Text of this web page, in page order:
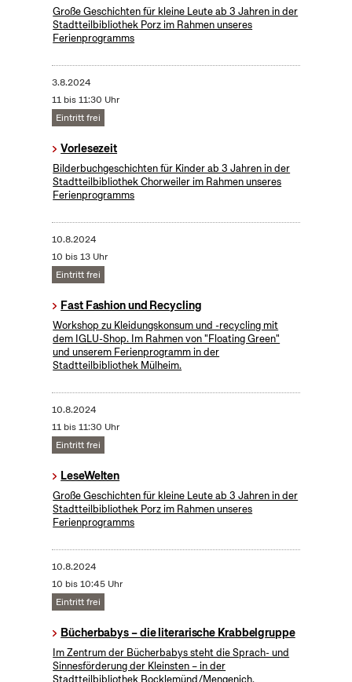
Große Geschichten für kleine Leute ab 3 Jahren in der
Stadtteilbibliothek Porz im Rahmen unseres
Ferienprogramms
3.8.2024
11 bis 11:30 Uhr
Eintritt frei
Vorlesezeit
Bilderbuchgeschichten für Kinder ab 3 Jahren in der
Stadtteilbibliothek Chorweiler im Rahmen unseres
Ferienprogramms
10.8.2024
10 bis 13 Uhr
Eintritt frei
Fast Fashion und Recycling
Workshop zu Kleidungskonsum und -recycling mit
dem IGLU-Shop. Im Rahmen von "Floating Green"
und unserem Ferienprogramm in der
Stadtteilbibliothek Mülheim.
10.8.2024
11 bis 11:30 Uhr
Eintritt frei
LeseWelten
Große Geschichten für kleine Leute ab 3 Jahren in der
Stadtteilbibliothek Porz im Rahmen unseres
Ferienprogramms
10.8.2024
10 bis 10:45 Uhr
Eintritt frei
Bücherbabys – die literarische Krabbelgruppe
Im Zentrum der Bücherbabys steht die Sprach- und
Sinnesförderung der Kleinsten – in der